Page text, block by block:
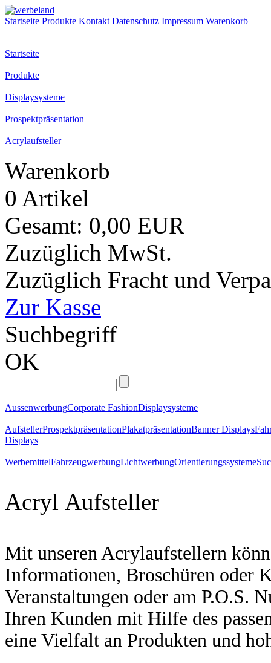
Startseite Produkte Kontakt Datenschutz Impressum Warenkorb
Startseite
Produkte
Displaysysteme
Prospektpräsentation
Acrylaufsteller
Warenkorb
0 Artikel
Gesamt: 0,00 EUR
Zuzüglich MwSt.
Zuzüglich Fracht und
Zur Kasse
Suchbegriff
OK
AussenwerbungCorporate FashionDisplaysysteme
AufstellerProspektpräsentationPlakatpräsentationBanner Displays
Displays
WerbemittelFahrzeugwerbungLichtwerbungOrientierungssysteme
Acryl Aufsteller
Mit unseren Acrylaufstellern
Informationen, Broschüren oder
Veranstaltungen oder am P.O.S.
Ihren Kunden mit Hilfe des
eine Vielfalt an Produkten und